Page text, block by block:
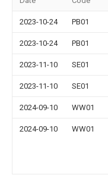
2023-10-24 PB01
2023-10-24 PB01
2023-11-10 SE01
2023-11-10 SE01
2024-09-10 WW01
2024-09-10 WW01